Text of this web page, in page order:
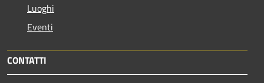
Luoghi
Eventi
CONTATTI